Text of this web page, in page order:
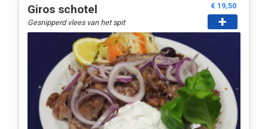
Giros schotel
Gesnipperd vlees van het spit
€ 19,50
+